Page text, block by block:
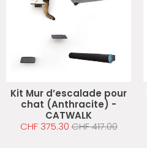
Kit Mur d’escalade pour
chat (Anthracite) -
CATWALK
CHF 375.30 CHF 417.00